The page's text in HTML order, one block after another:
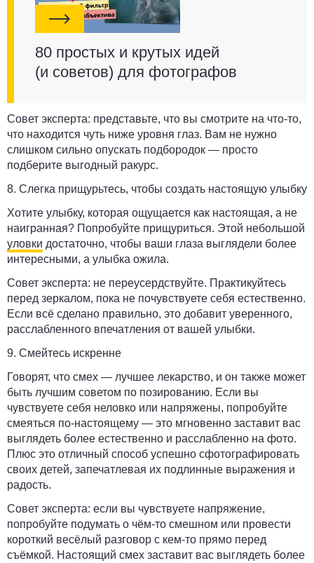
80 простых и крутых идей
(и советов) для фотографов
Совет эксперта: представьте, что вы смотрите на что-то,
что находится чуть ниже уровня глаз. Вам не нужно
слишком сильно опускать подбородок — просто
подберите выгодный ракурс.
8. Слегка прищурьтесь, чтобы создать настоящую улыбку
Хотите улыбку, которая ощущается как настоящая, а не
наигранная? Попробуйте прищуриться. Этой небольшой
уловки достаточно, чтобы ваши глаза выглядели более
интересными, а улыбка ожила.
Совет эксперта: не переусердствуйте. Практикуйтесь
перед зеркалом, пока не почувствуете себя естественно.
Если всё сделано правильно, это добавит уверенного,
расслабленного впечатления от вашей улыбки.
9. Смейтесь искренне
Говорят, что смех — лучшее лекарство, и он также может
быть лучшим советом по позированию. Если вы
чувствуете себя неловко или напряжены, попробуйте
смеяться по-настоящему — это мгновенно заставит вас
выглядеть более естественно и расслабленно на фото.
Плюс это отличный способ успешно сфотографировать
своих детей, запечатлевая их подлинные выражения и
радость.
Совет эксперта: если вы чувствуете напряжение,
попробуйте подумать о чём-то смешном или провести
короткий весёлый разговор с кем-то прямо перед
съёмкой. Настоящий смех заставит вас выглядеть более